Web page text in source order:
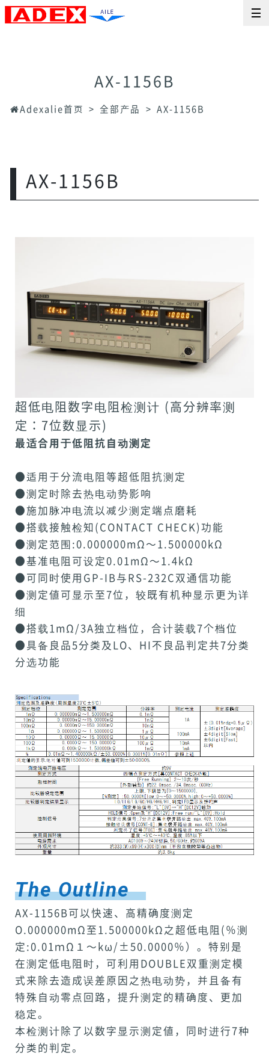
AX-1156B
Adexalie首页 全部产品 AX-1156B
AX-1156B
超低电阻数字电阻检测计 (高分辨率测
定：7位数显示)
最适合用于低阻抗自动测定
●适用于分流电阻等超低阻抗测定
●测定时除去热电动势影响
●施加脉冲电流以减少测定端点磨耗
●搭载接触检知(CONTACT CHECK)功能
●测定范围:0.000000mΩ～1.500000kΩ
●基准电阻可设定0.01mΩ～1.4kΩ
●可同时使用GP-IB与RS-232C双通信功能
●测定値可显示至7位，较既有机种显示更为详
细
●搭载1mΩ/3A独立档位，合计装载7个档位
●具备良品5分类及LO、HI不良品判定共7分类
分选功能
The Outline
AX-1156B可以快速、高精确度测定
O.000000mΩ至1.500000kΩ之超低电阻(％测
定:0.01ｍΩ１～kω/±50.0000％）。特别是
在测定低电阻时，可利用DOUBLE双重测定模
式来除去造成误差原因之热电动势，并且备有
特殊自动零点回路，提升测定的精确度、更加
稳定。
本检测计除了以数字显示测定値，同时进行7种
分类的判定。